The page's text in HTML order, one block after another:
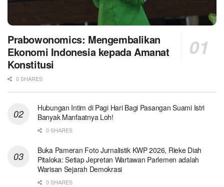
Prabowonomics: Mengembalikan
Ekonomi Indonesia kepada Amanat
Konstitusi
0 SHARES
Hubungan Intim di Pagi Hari Bagi Pasangan Suami Istri
Banyak Manfaatnya Loh!
0 SHARES
Buka Pameran Foto Jurnalistik KWP 2026, Rieke Diah
Pitaloka: Setiap Jepretan Wartawan Parlemen adalah
Warisan Sejarah Demokrasi
0 SHARES